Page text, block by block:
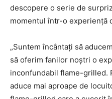
descopere o serie de
momentul într-o experiență
„Suntem încântați să
să oferim fanilor noștri o
inconfundabil flame-grilled.
aduce mai aproape de